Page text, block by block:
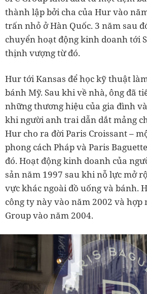
thành lập bởi cha của Hur vào
trấn nhỏ ở Hàn Quốc. 3 năm sau
chuyển hoạt động kinh doanh tới
thịnh vượng từ đó.
Hur tới Kansas để học kỹ thuật
bánh Mỹ. Sau khi về nhà, ông đã
những thương hiệu của gia đình
khi người anh trai dẫn dắt mảng
Hur cho ra đời Paris Croissant –
phong cách Pháp và Paris
đó. Hoạt động kinh doanh của
sản năm 1997 sau khi nỗ lực mở
vực khác ngoài đồ uống và bánh.
công ty này vào năm 2002 và hợp
Group vào năm 2004.